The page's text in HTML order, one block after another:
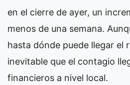
en el cierre de ayer, un
menos de una semana.
hasta dónde puede llegar el
inevitable que el contagio
financieros a nivel local.